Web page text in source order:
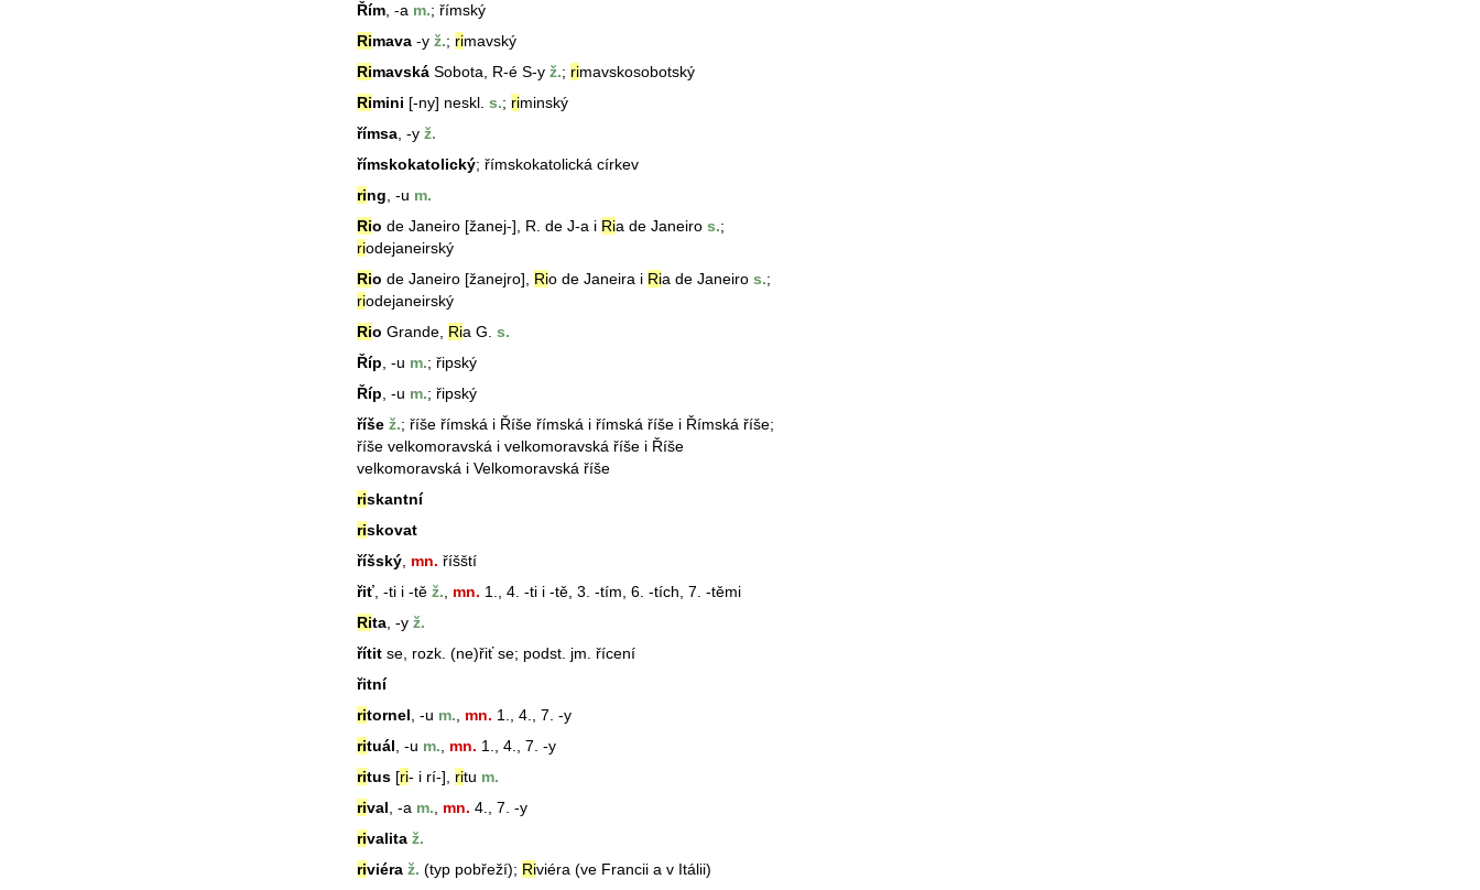
Řím , -a m.; římský
Rimava -y ž.; rimavský
Rimavská Sobota, R-é S-y ž.; rimavskosobotský
Rimini [-ny] neskl. s.; riminský
římsa , -y ž.
římskokatolický; římskokatolická církev
ring , -u m.
Rio de Janeiro [žanej-], R. de J-a i Ria de Janeiro s.;
riodejaneirský
Rio de Janeiro [žanejro], Rio de Janeira i Ria de Janeiro s.;
riodejaneirský
Rio Grande, Ria G. s.
Říp , -u m.; řipský
Říp , -u m.; řipský
říše ž.; říše římská i Říše římská i římská říše i Římská říše;
říše velkomoravská i velkomoravská říše i Říše
velkomoravská i Velkomoravská říše
riskantní
riskovat
říšský mn. říšští
řiť , -ti i -tě ž. mn. 1., 4. -ti i -tě, 3. -tím, 6. -tích, 7. -těmi
Rita , -y ž.
řítit se, rozk. (ne)řiť se; podst. jm. řícení
řitní
ritornel , -u m. mn. 1., 4., 7. -y
rituál , -u m. mn. 1., 4., 7. -y
ritus [ri- i rí-], ritu m.
rival , -a m. mn. 4., 7. -y
rivalita ž.
riviéra ž. (typ pobřeží); Riviéra (ve Francii a v Itálii)